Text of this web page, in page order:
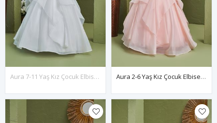
Aura 7-11 Yaş Kız Çocuk Elbise 30165 Kırık Beyaz Aura 2-6 Yaş Kız Çocuk Elbise 20165 Somon